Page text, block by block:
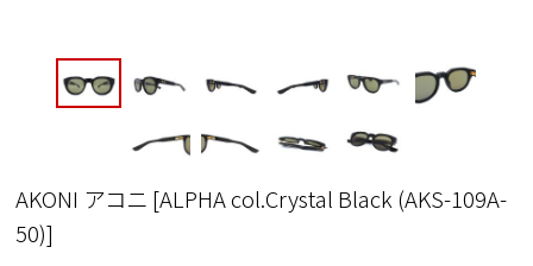
AKONI アコニ [ALPHA col.Crystal Black (AKS-109A-
50)]